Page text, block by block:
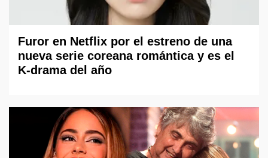
Furor en Netflix por el estreno de una
nueva serie coreana romántica y es el
K-drama del año